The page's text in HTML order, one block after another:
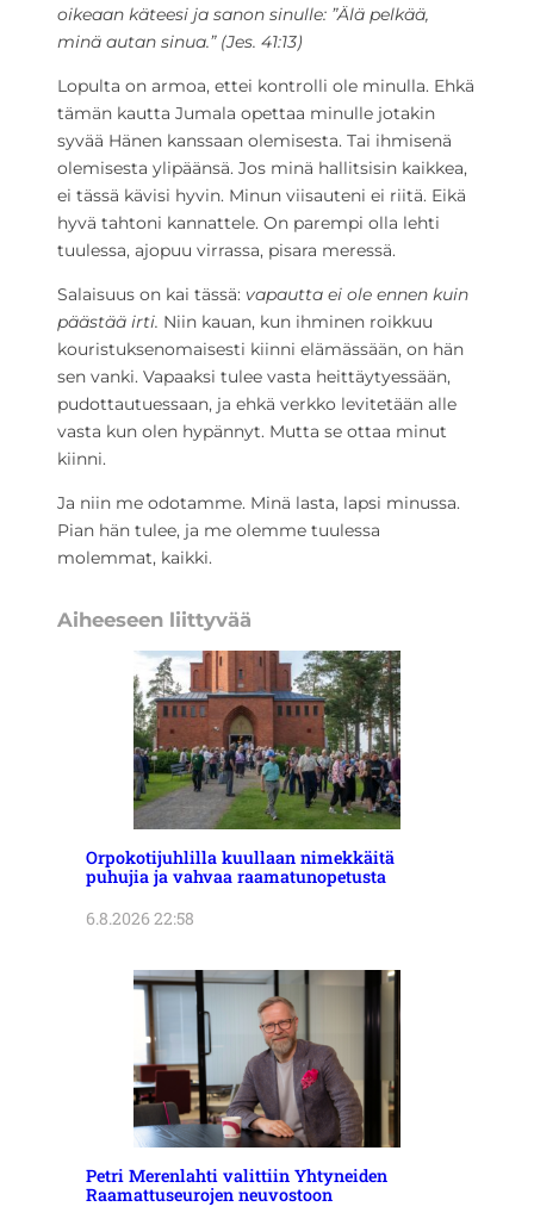
oikeaan käteesi ja sanon sinulle: ”Älä pelkää,
minä autan sinua.” (Jes. 41:13)
Lopulta on armoa, ettei kontrolli ole minulla. Ehkä
tämän kautta Jumala opettaa minulle jotakin
syvää Hänen kanssaan olemisesta. Tai ihmisenä
olemisesta ylipäänsä. Jos minä hallitsisin kaikkea,
ei tässä kävisi hyvin. Minun viisauteni ei riitä. Eikä
hyvä tahtoni kannattele. On parempi olla lehti
tuulessa, ajopuu virrassa, pisara meressä.
Salaisuus on kai tässä: vapautta ei ole ennen kuin
päästää irti. Niin kauan, kun ihminen roikkuu
kouristuksenomaisesti kiinni elämässään, on hän
sen vanki. Vapaaksi tulee vasta heittäytyessään,
pudottautuessaan, ja ehkä verkko levitetään alle
vasta kun olen hypännyt. Mutta se ottaa minut
kiinni.
Ja niin me odotamme. Minä lasta, lapsi minussa.
Pian hän tulee, ja me olemme tuulessa
molemmat, kaikki.
Aiheeseen liittyvää
Orpokotijuhlilla kuullaan nimekkäitä
puhujia ja vahvaa raamatunopetusta
6.8.2026 22:58
Petri Merenlahti valittiin Yhtyneiden
Raamattuseurojen neuvostoon